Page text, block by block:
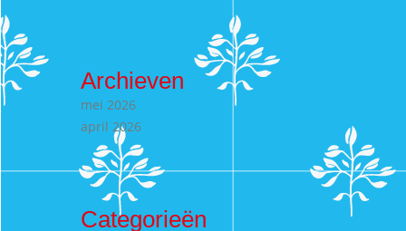
Archieven
mei 2026
april 2026
Categorieën